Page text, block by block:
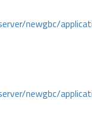
newgbc/
newgbc/